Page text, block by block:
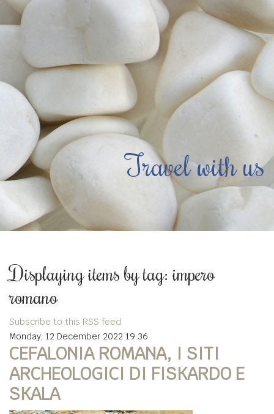
Travel with us
Displaying items by tag: impero
romano
Subscribe to this RSS feed
Monday, 12 December 2022 19:36
CEFALONIA ROMANA, I SITI
ARCHEOLOGICI DI FISKARDO E
SKALA